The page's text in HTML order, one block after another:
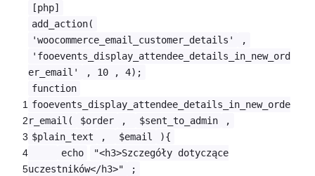
1
2
3
4
5
[php]
add_action(
'woocommerce_email_customer_details'
,
'fooevents_display_attendee_details_in_new_ord
er_email'
, 10 , 4);
function
fooevents_display_attendee_details_in_new_orde
r_email(
$order , $sent_to_admin
,
$plain_text
, $email
){
echo
"<h3>Szczegóły dotyczące
uczestników</h3>"
;